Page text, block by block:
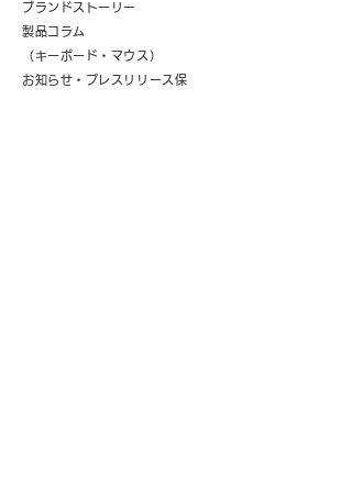
​ブランドストーリー
製品コラム
（キーボード・マウス）
お知らせ・プレスリリース​ 保